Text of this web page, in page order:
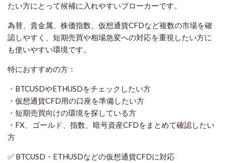
たい方にとって候補に入れやすいブローカーです。
為替、貴金属、株価指数、仮想通貨CFDなど複数の市場を確
認しやすく、短期売買や相場急変への対応を重視したい方に
も使いやすい環境です。
特におすすめの方：
・BTCUSDやETHUSDをチェックしたい方
・仮想通貨CFD用の口座を準備したい方
・短期売買向けの環境を探している方
・FX、ゴールド、指数、暗号資産CFDをまとめて確認したい
方
✅ BTCUSD・ETHUSDなどの仮想通貨CFDに対応